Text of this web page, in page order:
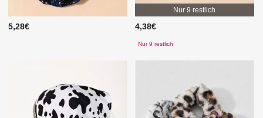
5,28€
Nur 9 restlich
4,38€
Nur 9 restlich